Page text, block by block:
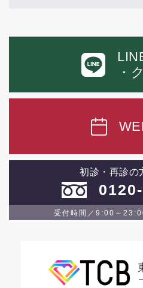
・
初診・再診の
受付時間／9:00～